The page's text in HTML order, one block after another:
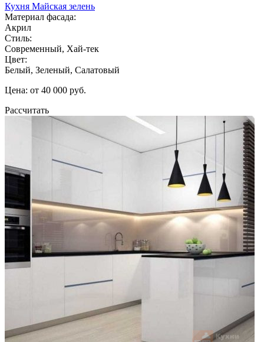
Кухня Майская зелень
Материал фасада:
Акрил
Стиль:
Современный, Хай-тек
Цвет:
Белый, Зеленый, Салатовый
Цена: от 40 000 руб.
Рассчитать